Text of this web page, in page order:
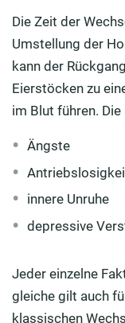
Die Zeit der
Umstellung der
kann der
Eierstöcken zu
im Blut führen.
Ängste
innere Unruhe
depressive
Jeder einzelne
gleiche gilt auch
klassischen